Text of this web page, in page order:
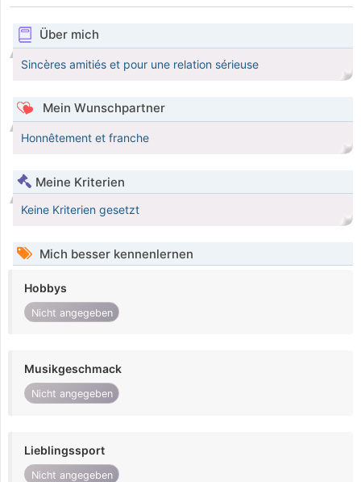
Über mich
Sincères amitiés et pour une relation sérieuse
Mein Wunschpartner
Honnêtement et franche
Meine Kriterien
Keine Kriterien gesetzt
Mich besser kennenlernen
Hobbys
Nicht angegeben
Musikgeschmack
Nicht angegeben
Lieblingssport
Nicht angegeben